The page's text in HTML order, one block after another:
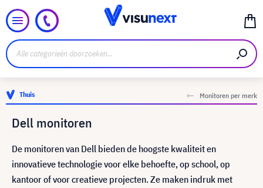
Thuis Monitoren per merk
Dell monitoren
De monitoren van Dell bieden de hoogste kwaliteit en
innovatieve technologie voor elke behoefte, op school, op
kantoor of voor creatieve projecten. Ze maken indruk met